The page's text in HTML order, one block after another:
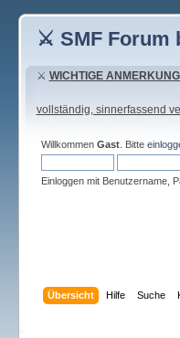
⚔ SMF Forum
⚔ WICHTIGE
vollständig, sinnerfassend
Willkommen Gast. Bitte
Einloggen mit Benutzername,
Übersicht Hilfe Suche